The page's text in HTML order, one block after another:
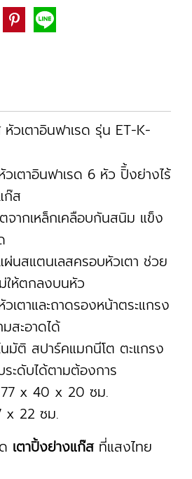
หัวเตาอินฟาเรด รุ่น ET-K-
วเตาอินฟาเรด 6 หัว ปิิ้งย่างไร้
ก๊ส
จากเหล็กเคลือบกันสนิม แข็ง
นสแตนเลสครอบหัวเตา ช่วย
ให้ตกลงบนหัว
เตาและถาดรองหน้าตระแกรง
สะอาดได้
มัติ สปาร์คแมกนีโต ตะแกรง
ะดับได้ตามต้องการ
77 x 40 x 20 ซม.
x 22 ซม.
เตาปิ้งย่างแก๊สที่แสงไทย